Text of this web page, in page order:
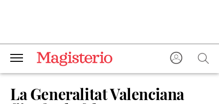
La Generalitat Valenciana